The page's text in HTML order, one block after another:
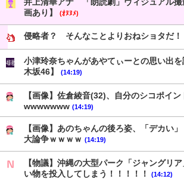
画あり】
(ｵﾇﾇﾒ)
侵略者？ そんなことよりおねショタだ
小津玲奈ちゃんがあやてぃーとの思い出
木坂46】
(14:19)
【画像】佐倉綾音(32)、自分のシコポイン
wwwwwww (14:19)
【画像】あのちゃんの後ろ姿、「デカい
大論争ｗｗｗｗ (14:19)
【物議】沖縄の大型パーク「ジャングリ
い物を投入してしまう！！！！！
(14:12)